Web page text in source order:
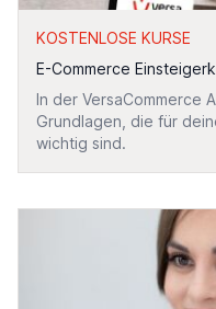
KOSTENLOSE KURSE
E-Commerce
In der VersaCommerce
Grundlagen, die für
wichtig sind.